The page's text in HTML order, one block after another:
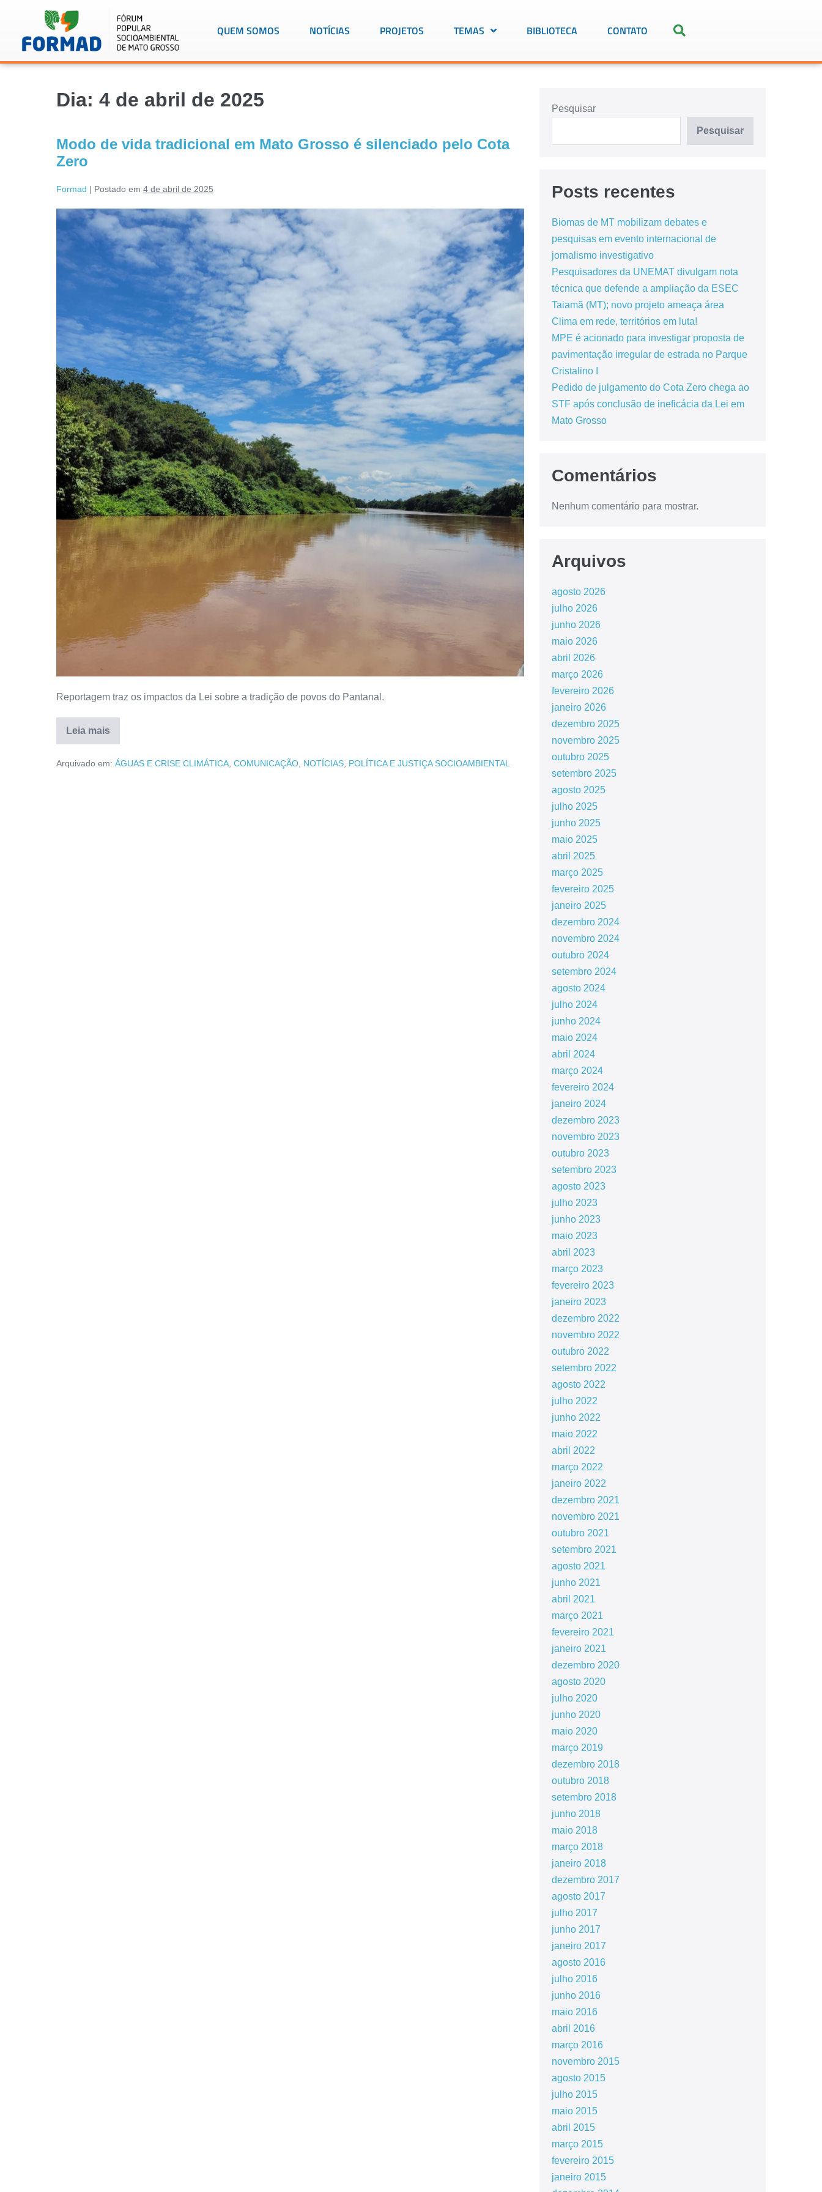
QUEM SOMOS NOTÍCIAS PROJETOS TEMAS BIBLIOTECA CONTATO
Dia: 4 de abril de 2025
Modo de vida tradicional em Mato Grosso é silenciado pelo Cota
Zero
Formad | Postado em 4 de abril de 2025
Reportagem traz os impactos da Lei sobre a tradição de povos do Pantanal.
Leia mais
Arquivado em: ÁGUAS E CRISE CLIMÁTICA COMUNICAÇÃO NOTÍCIAS POLÍTICA E JUSTIÇA SOCIOAMBIENTAL
Pesquisar
Pesquisar
Posts recentes
Biomas de MT mobilizam debates e
pesquisas em evento internacional de
jornalismo investigativo
Pesquisadores da UNEMAT divulgam nota
técnica que defende a ampliação da ESEC
Taiamã (MT); novo projeto ameaça área
Clima em rede, territórios em luta!
MPE é acionado para investigar proposta de
pavimentação irregular de estrada no Parque
Cristalino I
Pedido de julgamento do Cota Zero chega ao
STF após conclusão de ineficácia da Lei em
Mato Grosso
Comentários
Nenhum comentário para mostrar.
Arquivos
agosto 2026
julho 2026
junho 2026
maio 2026
abril 2026
março 2026
fevereiro 2026
janeiro 2026
dezembro 2025
novembro 2025
outubro 2025
setembro 2025
agosto 2025
julho 2025
junho 2025
maio 2025
abril 2025
março 2025
fevereiro 2025
janeiro 2025
dezembro 2024
novembro 2024
outubro 2024
setembro 2024
agosto 2024
julho 2024
junho 2024
maio 2024
abril 2024
março 2024
fevereiro 2024
janeiro 2024
dezembro 2023
novembro 2023
outubro 2023
setembro 2023
agosto 2023
julho 2023
junho 2023
maio 2023
abril 2023
março 2023
fevereiro 2023
janeiro 2023
dezembro 2022
novembro 2022
outubro 2022
setembro 2022
agosto 2022
julho 2022
junho 2022
maio 2022
abril 2022
março 2022
janeiro 2022
dezembro 2021
novembro 2021
outubro 2021
setembro 2021
agosto 2021
junho 2021
abril 2021
março 2021
fevereiro 2021
janeiro 2021
dezembro 2020
agosto 2020
julho 2020
junho 2020
maio 2020
março 2019
dezembro 2018
outubro 2018
setembro 2018
junho 2018
maio 2018
março 2018
janeiro 2018
dezembro 2017
agosto 2017
julho 2017
junho 2017
janeiro 2017
agosto 2016
julho 2016
junho 2016
maio 2016
abril 2016
março 2016
novembro 2015
agosto 2015
julho 2015
maio 2015
abril 2015
março 2015
fevereiro 2015
janeiro 2015